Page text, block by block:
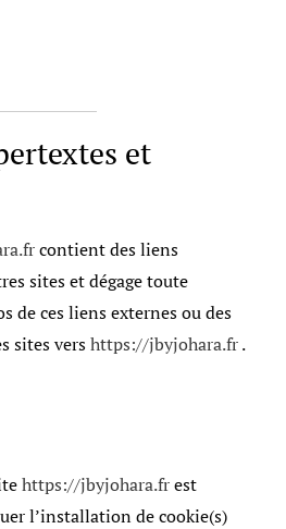
et
contient des liens
sites et dégage toute
de ces liens externes ou des
sites vershttps://jbyjohara.fr.
https://jbyjohara.frest
l’installation de cookie(s)